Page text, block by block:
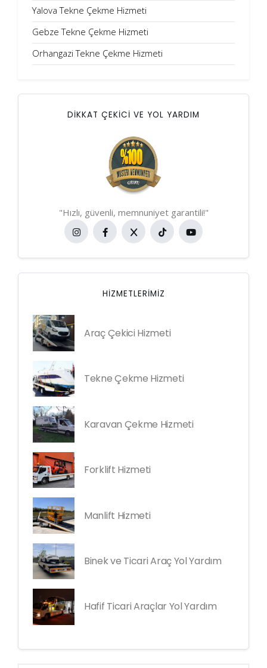
Yalova Tekne Çekme Hizmeti
Gebze Tekne Çekme Hizmeti
Orhangazi Tekne Çekme Hizmeti
DİKKAT ÇEKİCİ VE YOL YARDIM
"Hızlı, güvenli, memnuniyet garantili!"
HIZMETLERIMIZ
Araç Çekici Hizmeti
Tekne Çekme Hizmeti
Karavan Çekme Hizmeti
Forklift Hizmeti
Manlift Hizmeti
Binek ve Ticari Araç Yol Yardım
Hafif Ticari Araçlar Yol Yardım